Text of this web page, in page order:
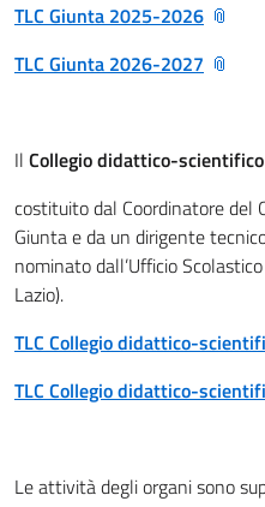
TLC Giunta 2025-2026
TLC Giunta 2026-2027
Il Collegio didattico-scientifico
costituito dal Coordinatore del
Giunta e da un dirigente
nominato dall’Ufficio
Lazio).
TLC Collegio didattico-
TLC Collegio didattico-
Le attività degli organi sono